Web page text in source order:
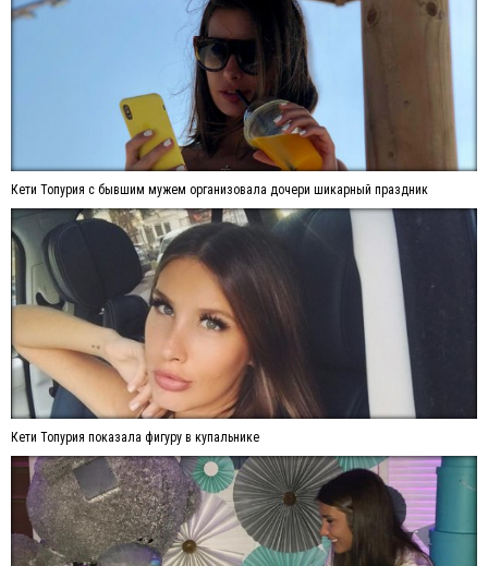
Кети Топурия с бывшим мужем организовала дочери шикарный праздник
Кети Топурия показала фигуру в купальнике